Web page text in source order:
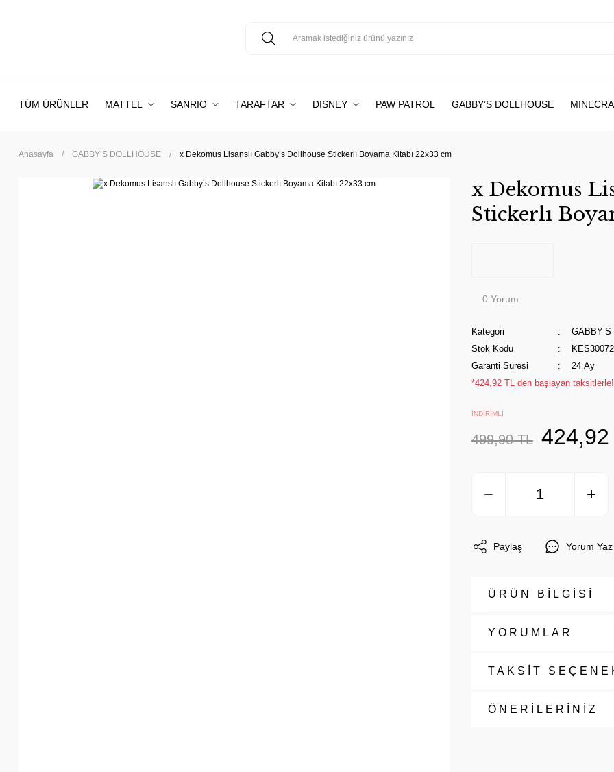
TÜM ÜRÜNLER MATTEL SANRIO TARAFTAR DISNEY PAW PATROL GABBY’S DOLLHOUSE
Anasayfa GABBY’S DOLLHOUSE x Dekomus Lisanslı Gabby’s Dollhouse Stickerlı Boyama Kitabı 22x33 cm
x Dekomus
Stickerlı
0 Yorum
Kategori
Stok Kodu
Garanti Süresi
24 Ay
*424,92 TL den başlayan taksitlerle!
İNDİRİMLİ
499,90 TL 424,92
Paylaş Yorum Yaz
ÜRÜN BİLGİSİ
YORUMLAR
TAKSİT
ÖNERİLERİNİZ